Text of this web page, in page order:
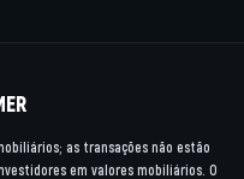
as transações não estão
em valores mobiliários. O